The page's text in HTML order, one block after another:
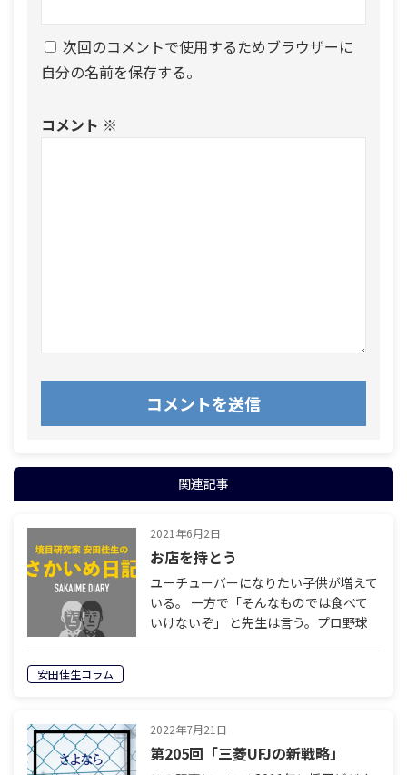
次回のコメントで使用するためブラウザーに
自分の名前を保存する。
コメント ※
関連記事
2021年6月2日
お店を持とう
ユーチューバーになりたい子供が増えて
いる。 一方で「そんなものでは食べて
いけないぞ」 と先生は言う。プロ野球
安田佳生コラム
2022年7月21日
第205回「三菱UFJの新戦略」